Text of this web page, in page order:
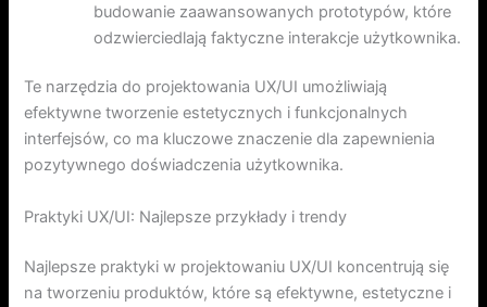
budowanie zaawansowanych prototypów, które
odzwierciedlają faktyczne interakcje użytkownika.
Te narzędzia do projektowania UX/UI umożliwiają
efektywne tworzenie estetycznych i funkcjonalnych
interfejsów, co ma kluczowe znaczenie dla zapewnienia
pozytywnego doświadczenia użytkownika.
Praktyki UX/UI: Najlepsze przykłady i trendy
Najlepsze praktyki w projektowaniu UX/UI koncentrują się
na tworzeniu produktów, które są efektywne, estetyczne i